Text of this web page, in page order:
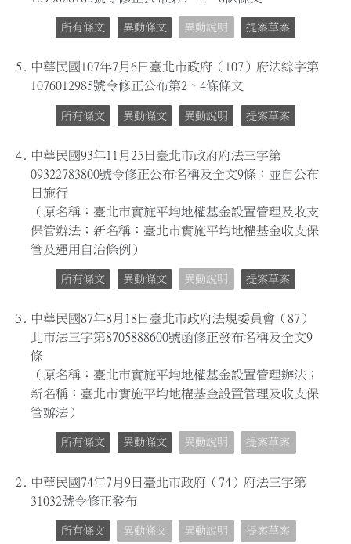
所有條文 異動條文 異動說明 提案草案
5. 中華民國107年7月6日臺北市政府（107）府法綜字第
1076012985號令修正公布第2、4條條文
所有條文 異動條文 異動說明 提案草案
4.
中華民國93年11月25日臺北市政府府法三字第
09322783800號令修正公布名稱及全文9條；並自公布
日施行
（原名稱：臺北市實施平均地權基金設置管理及收支
保管辦法；新名稱：臺北市實施平均地權基金收支保
管及運用自治條例）
所有條文 異動條文 異動說明 提案草案
3. 中華民國87年8月18日臺北市政府法規委員會（87）
北市法三字第8705888600號函修正發布名稱及全文9
條
（原名稱：臺北市實施平均地權基金設置管理辦法；
新名稱：臺北市實施平均地權基金設置管理及收支保
管辦法）
所有條文 異動條文 異動說明 提案草案
2.
中華民國74年7月9日臺北市政府（74）府法三字第
31032號令修正發布
所有條文 異動條文 異動說明 提案草案